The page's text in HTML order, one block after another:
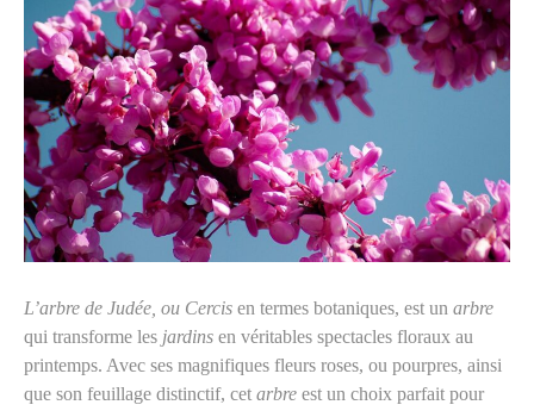
L’arbre de Judée, ou Cercis en termes botaniques, est un arbre
qui transforme les jardins en véritables spectacles floraux au
printemps. Avec ses magnifiques fleurs roses, ou pourpres, ainsi
que son feuillage distinctif, cetarbre est un choix parfait pour